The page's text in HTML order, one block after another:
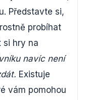
Představte si,
probíhat
si hry na
navíc není
Existuje
vám pomohou